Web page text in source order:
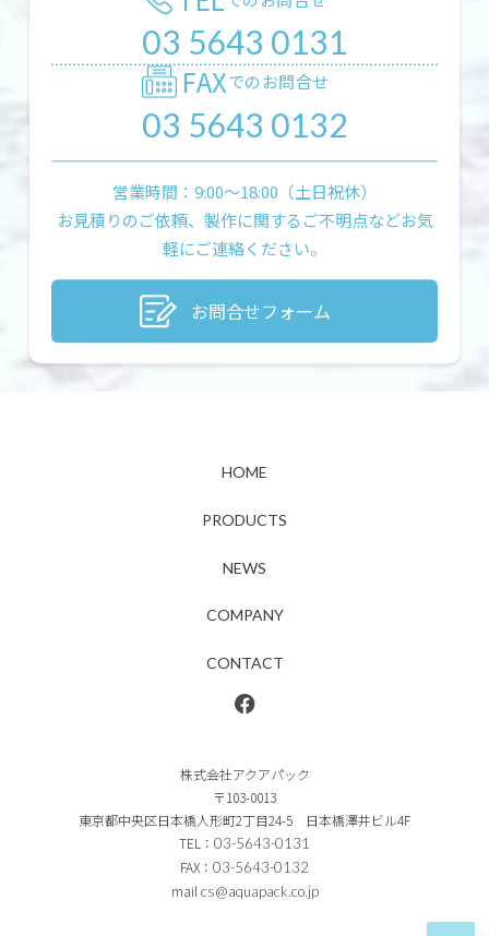
03 5643 0131
FAXでのお問合せ
03 5643 0132
営業時間：9:00〜18:00（土日祝休）
お見積りのご依頼、製作に関するご不明点などお気
軽にご連絡ください。
お問合せフォーム
株式会社アクアパック
〒103-0013
東京都中央区日本橋人形町2丁目24-5 日本橋澤井ビル4F
TEL： 03-5643-0131
FAX： 03-5643-0132
mail cs@aquapack.co.jp
HOME
PRODUCTS
NEWS
COMPANY
CONTACT